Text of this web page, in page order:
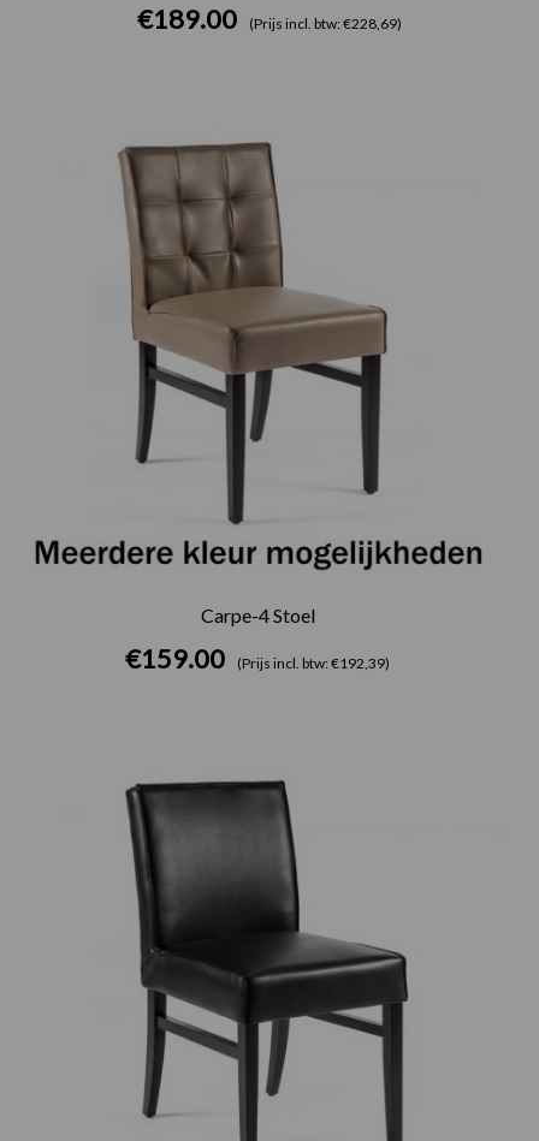
€189.00 (Prijs incl. btw: €228,69)
Carpe-4 Stoel
€159.00 (Prijs incl. btw: €192,39)